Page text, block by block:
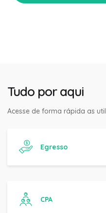
Tudo por aqui
Acesse de forma rápida as
Egresso
CPA